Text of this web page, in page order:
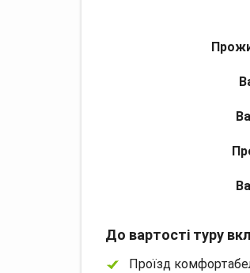
До вартості туру
Проїзд